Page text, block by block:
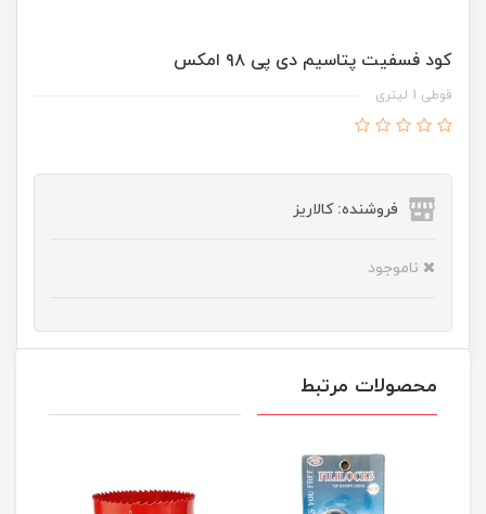
کود فسفیت پتاسیم دی پی ۹۸ امکس
قوطی 1 لیتری
فروشنده: کالاریز
ناموجود
محصولات مرتبط